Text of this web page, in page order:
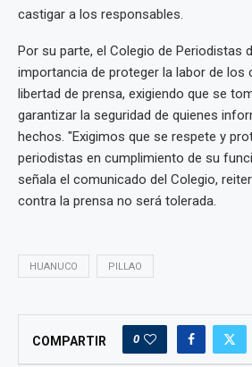
castigar a los responsables.
Por su parte, el Colegio de Periodistas
importancia de proteger la labor de los
libertad de prensa, exigiendo que se
garantizar la seguridad de quienes
hechos. "Exigimos que se respete y
periodistas en cumplimiento de su
señala el comunicado del Colegio,
contra la prensa no será tolerada.
HUANUCO PILLAO
COMPARTIR 0